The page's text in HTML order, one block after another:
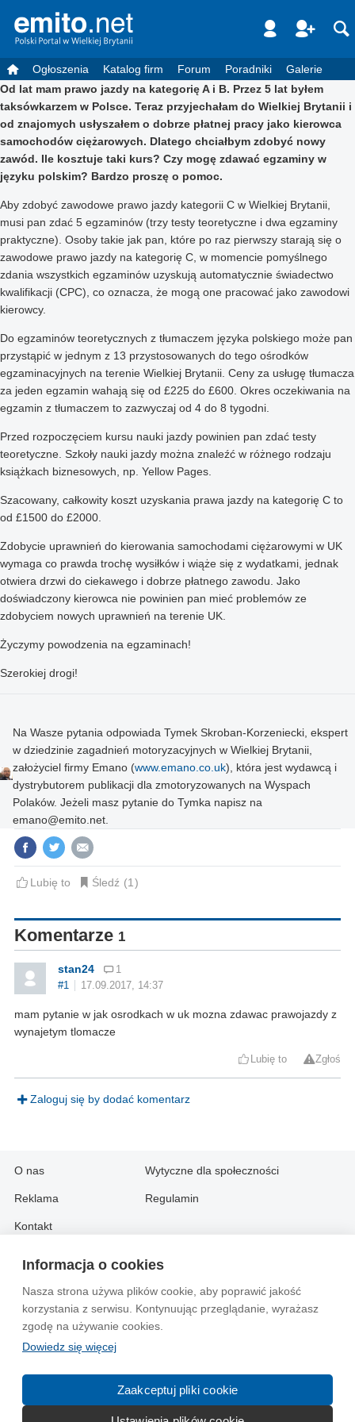
Informacja o cookies
Nasza strona używa plików cookie, aby poprawić jakość
korzystania z serwisu. Kontynuując przeglądanie, wyrażasz
zgodę na używanie cookies.
Dowiedz się więcej
Zaakceptuj pliki cookie
Ogłoszenia Katalog firm Forum Poradniki
Galerie
Od lat mam prawo jazdy na kategorię A i B. Przez 5 lat byłem
taksówkarzem w Polsce. Teraz przyjechałam do Wielkiej Brytanii i
od znajomych usłyszałem o dobrze płatnej pracy jako kierowca
samochodów ciężarowych. Dlatego chciałbym zdobyć nowy
zawód. Ile kosztuje taki kurs? Czy mogę zdawać egzaminy w
języku polskim? Bardzo proszę o pomoc.
Aby zdobyć zawodowe prawo jazdy kategorii C w Wielkiej Brytanii,
musi pan zdać 5 egzaminów (trzy testy teoretyczne i dwa egzaminy
praktyczne). Osoby takie jak pan, które po raz pierwszy starają się o
zawodowe prawo jazdy na kategorię C, w momencie pomyślnego
zdania wszystkich egzaminów uzyskują automatycznie świadectwo
kwalifikacji (CPC), co oznacza, że mogą one pracować jako zawodowi
kierowcy.
Do egzaminów teoretycznych z tłumaczem języka polskiego może pan
przystąpić w jednym z 13 przystosowanych do tego ośrodków
egzaminacyjnych na terenie Wielkiej Brytanii. Ceny za usługę tłumacza
za jeden egzamin wahają się od £225 do £600. Okres oczekiwania na
egzamin z tłumaczem to zazwyczaj od 4 do 8 tygodni.
Przed rozpoczęciem kursu nauki jazdy powinien pan zdać testy
teoretyczne. Szkoły nauki jazdy można znaleźć w różnego rodzaju
książkach biznesowych, np. Yellow Pages.
Szacowany, całkowity koszt uzyskania prawa jazdy na kategorię C to
od £1500 do £2000.
Zdobycie uprawnień do kierowania samochodami ciężarowymi w UK
wymaga co prawda trochę wysiłków i wiąże się z wydatkami, jednak
otwiera drzwi do ciekawego i dobrze płatnego zawodu. Jako
doświadczony kierowca nie powinien pan mieć problemów ze
zdobyciem nowych uprawnień na terenie UK.
Życzymy powodzenia na egzaminach!
Szerokiej drogi!
Na Wasze pytania odpowiada Tymek Skroban-Korzeniecki, ekspert
w dziedzinie zagadnień motoryzacyjnych w Wielkiej Brytanii,
założyciel firmy Emano (www.emano.co.uk), która jest wydawcą i
dystrybutorem publikacji dla zmotoryzowanych na Wyspach
Polaków. Jeżeli masz pytanie do Tymka napisz na
emano@emito.net
Lubię to Śledź 1
Komentarze 1
stan24
1
#1
17.09.2017, 14:37
mam pytanie w jak osrodkach w uk mozna zdawac prawojazdy z
wynajetym tlomacze
Lubię to Zgłoś
Zaloguj się by dodać komentarz
O nas
Reklama
Kontakt
Wytyczne dla społeczności
Regulamin
Information in English:
About
Advertise
Contact